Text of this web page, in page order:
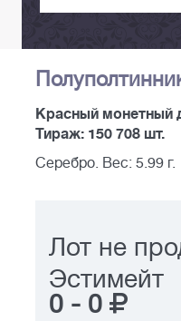
Красный монетный
Тираж: 150 708 шт.
Серебро. Вес: 5.99 г.
Лот не
Эстимейт
0 - 0